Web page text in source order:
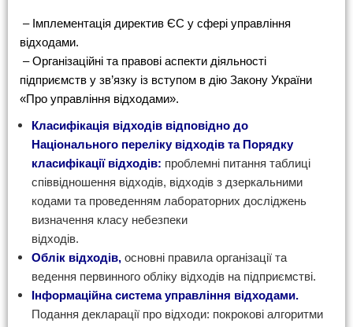
– Імплементація директив ЄС у сфері управління
відходами.
– Організаційні та правові аспекти діяльності
підприємств у зв’язку із вступом в дію Закону України
«Про управління відходами».
Класифікація відходів відповідно до
Національного переліку відходів та Порядку
класифікації відходів: проблемні питання таблиці
співвідношення відходів, відходів з дзеркальними
кодами та проведенням лабораторних досліджень
визначення класу небезпеки
відходів.
Облік відходів, основні правила організації та
ведення первинного обліку відходів на підприємстві.
Інформаційна система управління відходами.
Подання декларації про відходи: покрокові алгоритми